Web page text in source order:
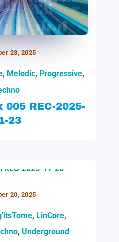
23, 2025
, Melodic, Progressive,
005 REC-2025-
23
20, 2025
, LinCore,
, Underground